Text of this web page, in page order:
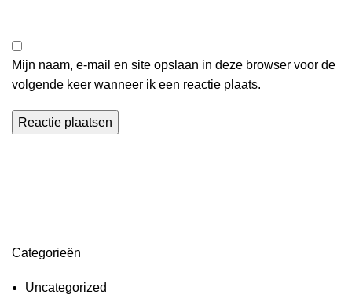
Mijn naam, e-mail en site opslaan in deze browser voor de
volgende keer wanneer ik een reactie plaats.
Categorieën
Uncategorized